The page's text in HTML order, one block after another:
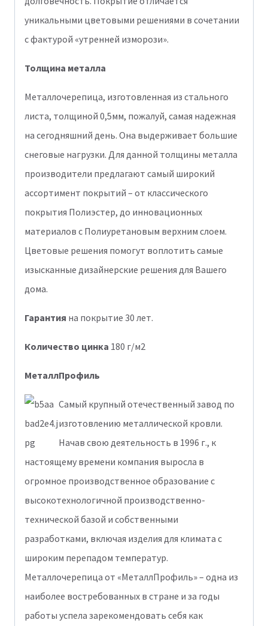
уникальными цветовыми решениями в сочетании
с фактурой «утренней изморози».
Толщина металла
Металлочерепица, изготовленная из стального
листа, толщиной 0,5мм, пожалуй, самая надежная
на сегодняшний день. Она выдерживает большие
снеговые нагрузки. Для данной толщины металла
производители предлагают самый широкий
ассортимент покрытий – от классического
покрытия Полиэстер, до инновационных
материалов с Полиуретановым верхним слоем.
Цветовые решения помогут воплотить самые
изысканные дизайнерские решения для Вашего
дома.
Гарантия на покрытие 30 лет.
Количество цинка 180 г/м2
МеталлПрофиль
Самый крупный отечественный завод по
изготовлению металлической кровли.
Начав свою деятельность в 1996 г., к
настоящему времени компания выросла в
огромное производственное образование с
высокотехнологичной производственно-
технической базой и собственными
разработками, включая изделия для климата с
широким перепадом температур.
Металлочерепица от «МеталлПрофиль» – одна из
наиболее востребованных в стране и за годы
работы успела зарекомендовать себя как